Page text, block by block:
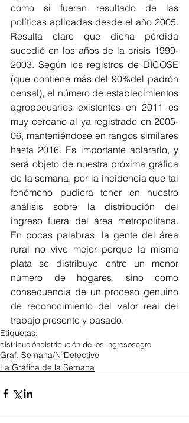
como si fueran resultado de las
políticas aplicadas desde el año 2005.
Resulta claro que dicha pérdida
sucedió en los años de la crisis 1999-
2003. Según los registros de DICOSE
(que contiene más del 90%del padrón
censal), el número de establecimientos
agropecuarios existentes en 2011 es
muy cercano al ya registrado en 2005-
06, manteniéndose en rangos similares
hasta 2016. Es importante aclararlo, y
será objeto de nuestra próxima gráfica
de la semana, por la incidencia que tal
fenómeno pudiera tener en nuestro
análisis sobre la distribución del
ingreso fuera del área metropolitana.
En pocas palabras, la gente del área
rural no vive mejor porque la misma
plata se distribuye entre un menor
número de hogares, sino como
consecuencia de un proceso genuino
de reconocimiento del valor real del
trabajo presente y pasado.
Etiquetas:
distribucióndistribución de los ingresosagro
Graf. Semana/NºDetective
La Gráfica de la Semana